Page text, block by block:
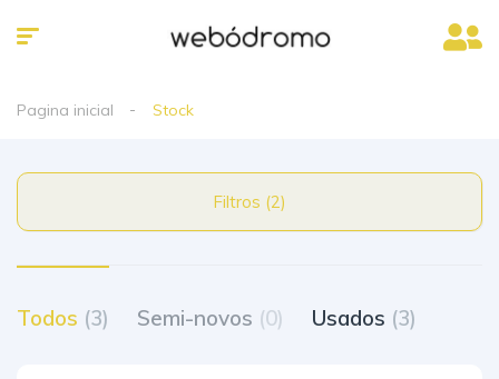
Pagina inicial Stock
Filtros (2)
Todos (3) Semi-novos (0) Usados (3)